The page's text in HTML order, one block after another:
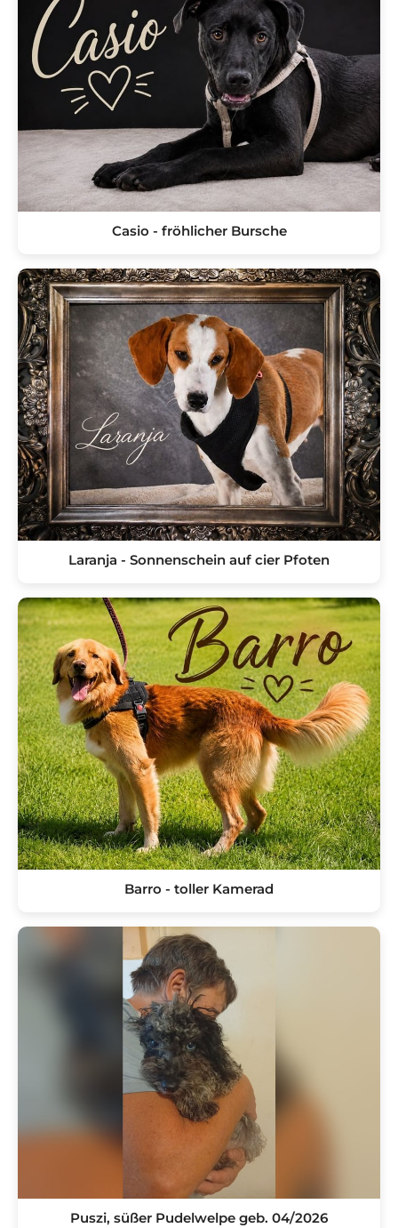
Casio - fröhlicher Bursche
Laranja - Sonnenschein auf cier Pfoten
Barro - toller Kamerad
Puszi, süßer Pudelwelpe geb. 04/2026